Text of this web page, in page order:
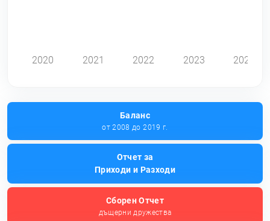
2020 2021 2022 2023 2024
Баланс
от 2008 до 2019 г.
Отчет за
Приходи и Разходи
Сборен Отчет
дъщерни дружества